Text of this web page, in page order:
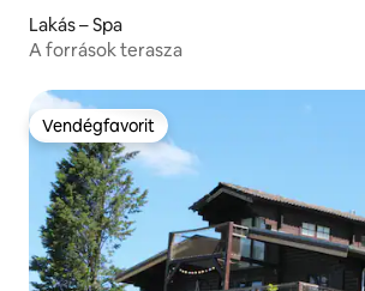
Lakás – Spa
A források terasza
Vendégfavorit
Vendégfavorit